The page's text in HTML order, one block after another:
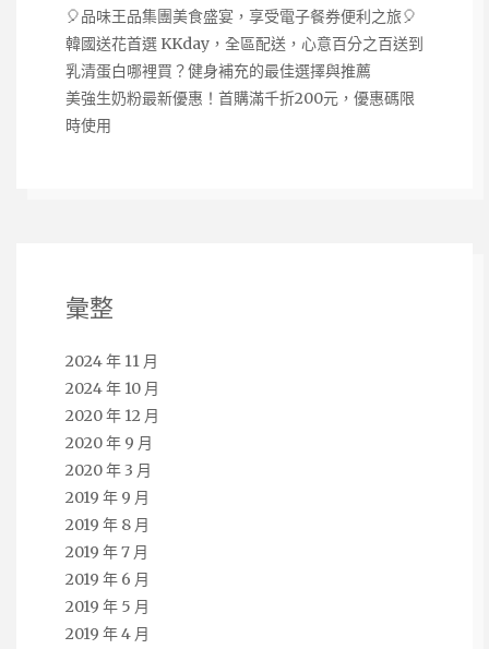
🎈品味王品集團美食盛宴，享受電子餐券便利之旅🎈
韓國送花首選 KKday，全區配送，心意百分之百送到
乳清蛋白哪裡買？健身補充的最佳選擇與推薦
美強生奶粉最新優惠！首購滿千折200元，優惠碼限
時使用
彙整
2024 年 11 月
2024 年 10 月
2020 年 12 月
2020 年 9 月
2020 年 3 月
2019 年 9 月
2019 年 8 月
2019 年 7 月
2019 年 6 月
2019 年 5 月
2019 年 4 月